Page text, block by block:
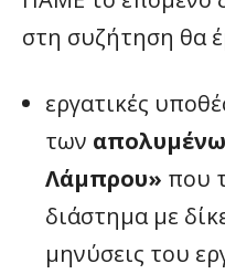
στη συζήτηση θα
εργατικές
των
Λάμπρου» που
διάστημα με
μηνύσεις του